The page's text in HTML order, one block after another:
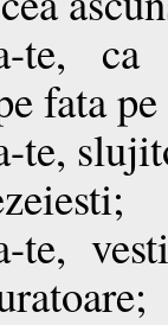
te,
fata
te,
te,